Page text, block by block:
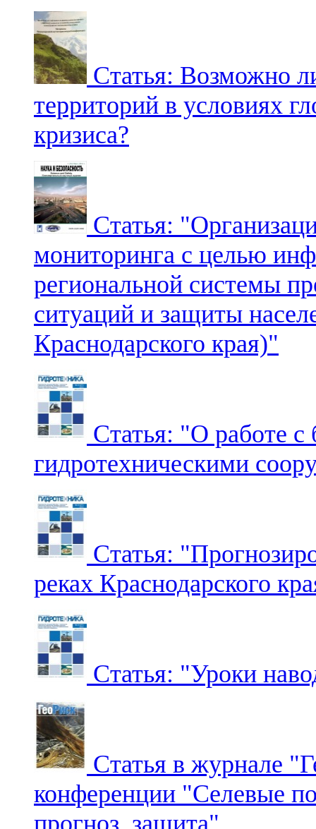
Статья: Возможно
территорий в условиях
кризиса?
Статья:
мониторинга с целью
региональной системы
ситуаций и защиты
Краснодарского края)"
Статья: "О работе с
гидротехническими
Статья:
реках Краснодарского
Статья: "Уроки
Статья в журнале
конференции "Селевые
прогноз, защита"